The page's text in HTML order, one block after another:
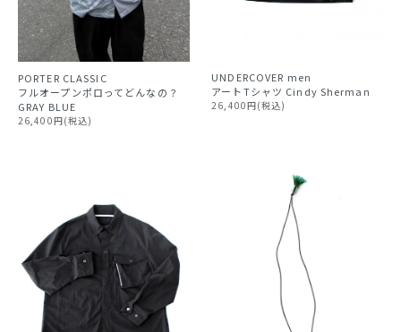
PORTER CLASSIC
フルオープンポロってどんなの？
GRAY BLUE
26,400円(税込)
UNDERCOVER men
アートTシャツ Cindy Sherman
26,400円(税込)